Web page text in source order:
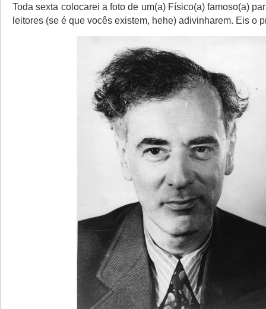
Toda sexta colocarei a foto de um(a) Físico(a) famoso(a)
leitores (se é que vocês existem, hehe) adivinharem. Eis o